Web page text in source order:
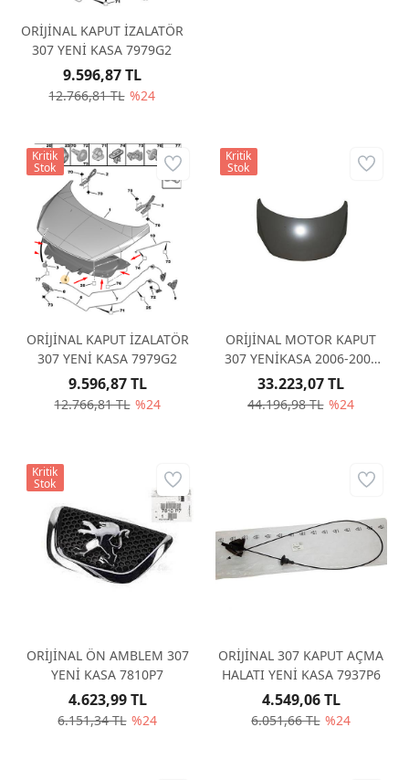
ORİJİNAL KAPUT İZALATÖR
307 YENİ KASA 7979G2
12.766,81 TL %24
9.596,87 TL
ORİJİNAL KAPUT İZALATÖR
307 YENİ KASA 7979G2
12.766,81 TL %24
9.596,87 TL
Kritik
Stok
ORİJİNAL MOTOR KAPUT
307 YENİKASA 2006-2008
7901L9
44.196,98 TL %24
33.223,07 TL
Kritik
Stok
ORİJİNAL ÖN AMBLEM 307
YENİ KASA 7810P7
6.151,34 TL %24
4.623,99 TL
Kritik
Stok
ORİJİNAL 307 KAPUT AÇMA
HALATI YENİ KASA 7937P6
6.051,66 TL %24
4.549,06 TL